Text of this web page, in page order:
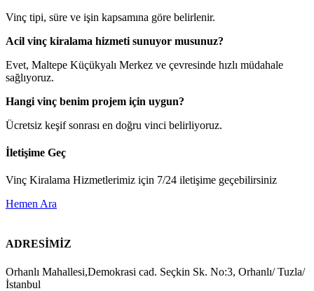
Vinç tipi, süre ve işin kapsamına göre belirlenir.
Acil vinç kiralama hizmeti sunuyor musunuz?
Evet, Maltepe Küçükyalı Merkez ve çevresinde hızlı müdahale
sağlıyoruz.
Hangi vinç benim projem için uygun?
Ücretsiz keşif sonrası en doğru vinci belirliyoruz.
İletişime Geç
Vinç Kiralama Hizmetlerimiz için 7/24 iletişime geçebilirsiniz
Hemen Ara
ADRESİMİZ
Orhanlı Mahallesi,Demokrasi cad. Seçkin Sk. No:3, Orhanlı/ Tuzla/
İstanbul